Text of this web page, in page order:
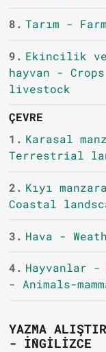
8. Tarım -
9. Ekincilik
hayvan -
livestock
ÇEVRE
1. Karasal
Terrestrial
2. Kıyı
Coastal
3. Hava -
4. Hayvanlar -
- Animals-
YAZMA
- İNGILIZCE